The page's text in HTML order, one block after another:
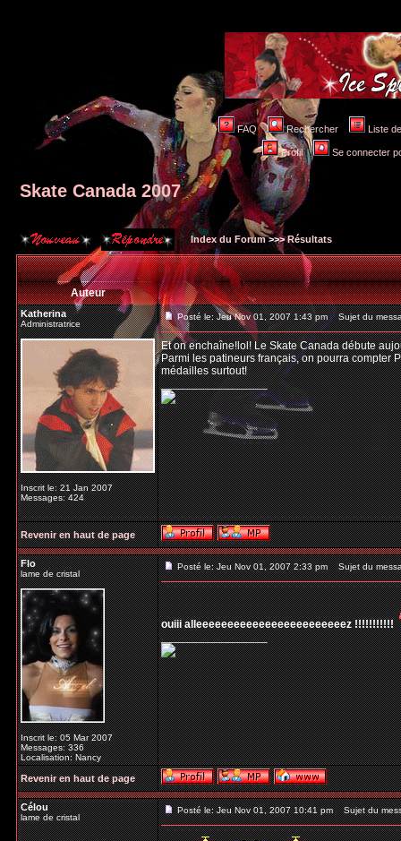
FAQ Rechercher Liste
Profil Se connecter
Skate Canada 2007
Index du Forum>>>Résultats
Auteur
Katherina
Administratrice
Inscrit le: 21 Jan 2007
Messages: 424
Posté le: Jeu Nov 01, 2007 1:43 pm Sujet du
Et on enchaîne!lol! Le Skate Canada débute
Parmi les patineurs français, on pourra compter
médailles surtout!
_________________
Revenir en haut de page
Flo
lame de cristal
Inscrit le: 05 Mar 2007
Messages: 336
Localisation: Nancy
Posté le: Jeu Nov 01, 2007 2:33 pm Sujet du
ouiii alleeeeeeeeeeeeeeeeeeeeeeeez !!!!!!!!!!!
_________________
Revenir en haut de page
Célou
lame de cristal
Posté le: Jeu Nov 01, 2007 10:41 pm Sujet du